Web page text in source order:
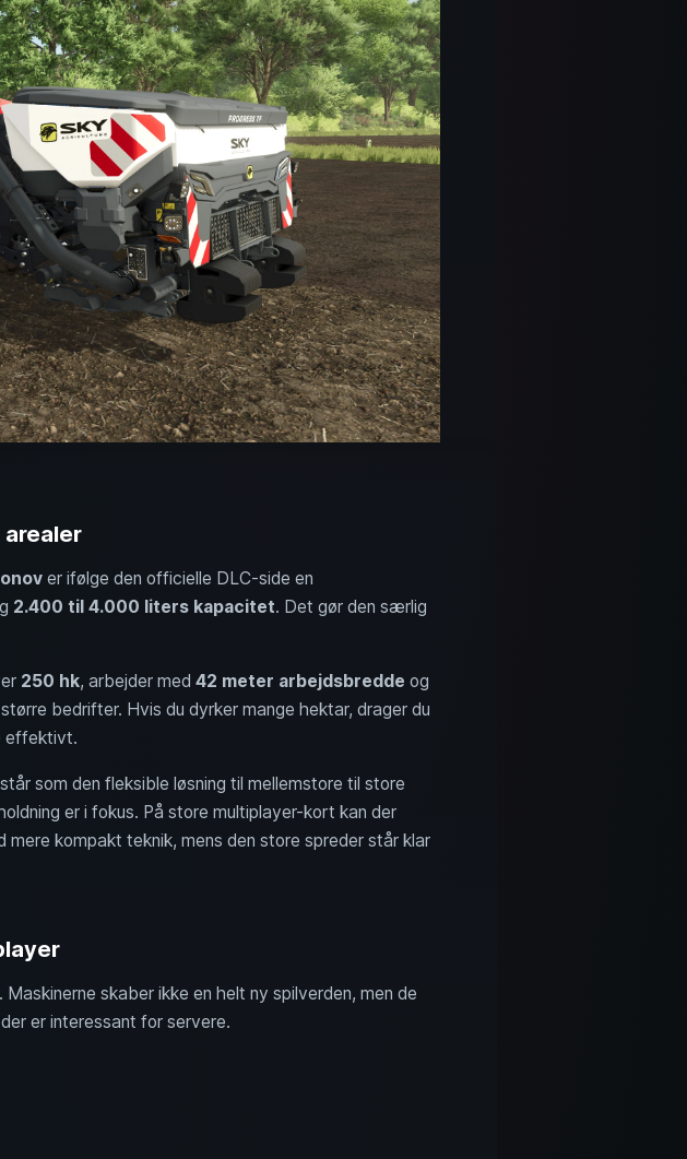
arealer
er ifølge den officielle DLC-side en
2.400 til 4.000 liters kapacitet. Det gør den særlig
250 hk, arbejder med 42 meter arbejdsbredde og
bedrifter. Hvis du dyrker mange hektar, drager du
effektivt.
som den fleksible løsning til mellemstore til store
er i fokus. På store multiplayer-kort kan der
kompakt teknik, mens den store spreder står klar
skaber ikke en helt ny spilverden, men de
er interessant for servere.